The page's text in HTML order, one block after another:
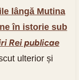
lângă Mutina
în istorie sub
Rei publicae
ulterior și